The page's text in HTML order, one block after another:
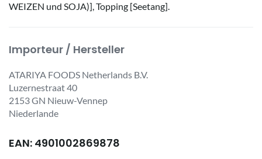
WEIZEN und SOJA)], Topping [Seetang].
Importeur / Hersteller
ATARIYA FOODS Netherlands B.V.
Luzernestraat 40
2153 GN Nieuw-Vennep
Niederlande
EAN: 4901002869878